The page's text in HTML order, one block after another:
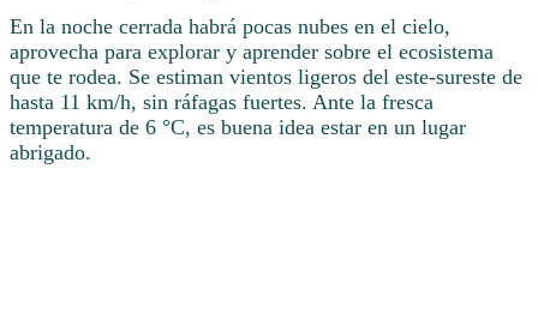
En la noche cerrada habrá pocas nubes en el cielo,
aprovecha para explorar y aprender sobre el ecosistema
que te rodea. Se estiman vientos ligeros del este-sureste de
hasta 11 km/h, sin ráfagas fuertes. Ante la fresca
temperatura de 6 °C, es buena idea estar en un lugar
abrigado.